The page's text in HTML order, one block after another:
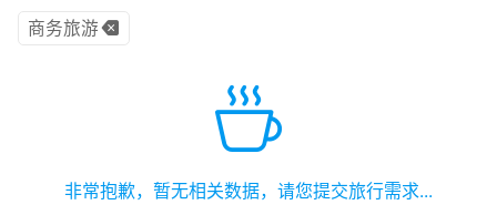
商务旅游
非常抱歉，暂无相关数据，请您提交旅行需求...